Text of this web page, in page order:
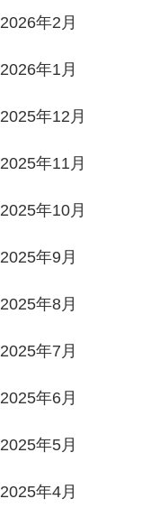
2026年2月
2026年1月
2025年12月
2025年11月
2025年10月
2025年9月
2025年8月
2025年7月
2025年6月
2025年5月
2025年4月